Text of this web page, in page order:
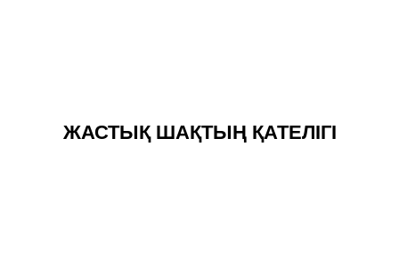
ЖАСТЫҚ ШАҚТЫҢ ҚАТЕЛІГІ